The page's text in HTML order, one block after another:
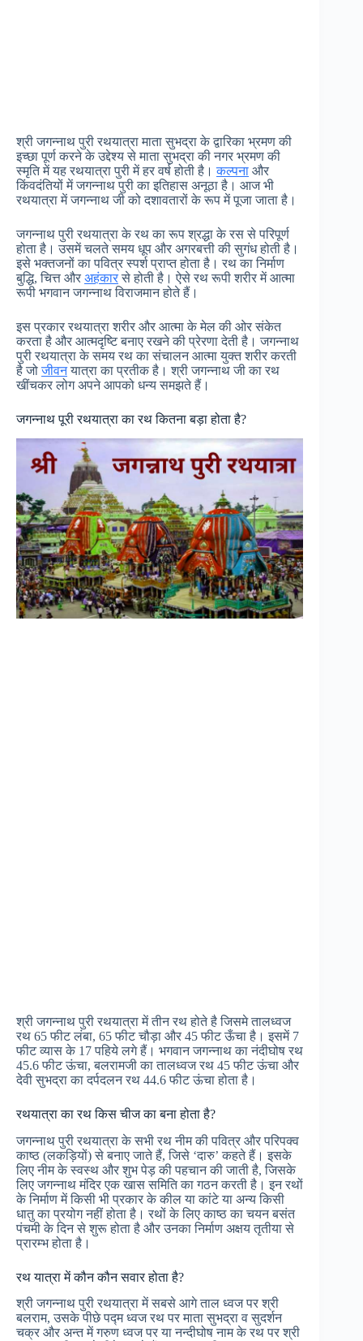
श्री जगन्नाथ पुरी रथयात्रा माता सुभद्रा के द्वारिका भ्रमण की
इच्छा पूर्ण करने के उद्देश्य से माता सुभद्रा की नगर भ्रमण की
स्मृति में यह रथयात्रा पुरी में हर वर्ष होती है।कल्पना और
किंवदंतियों में जगन्नाथ पुरी का इतिहास अनूठा है। आज भी
रथयात्रा में जगन्नाथ जी को दशावतारों के रूप में पूजा जाता है।
जगन्नाथ पुरी रथयात्रा के रथ का रूप श्रद्धा के रस से परिपूर्ण
होता है। उसमें चलते समय धूप और अगरबत्ती की सुगंध होती है।
इसे भक्तजनों का पवित्र स्पर्श प्राप्त होता है। रथ का निर्माण
बुद्धि, चित्त और अहंकार से होती है। ऐसे रथ रूपी शरीर में आत्मा
रूपी भगवान जगन्नाथ विराजमान होते हैं।
इस प्रकार रथयात्रा शरीर और आत्मा के मेल की ओर संकेत
करता है और आत्मदृष्टि बनाए रखने की प्रेरणा देती है। जगन्नाथ
पुरी रथयात्रा के समय रथ का संचालन आत्मा युक्त शरीर करती
है जोजीवनयात्रा का प्रतीक है। श्री जगन्नाथ जी का रथ
खींचकर लोग अपने आपको धन्य समझते हैं।
जगन्नाथ पूरी रथयात्रा का रथ कितना बड़ा होता है?
श्री जगन्नाथ पुरी रथयात्रा में तीन रथ होते है जिसमे तालध्वज
रथ 65 फीट लंबा, 65 फीट चौड़ा और 45 फीट ऊँचा है। इसमें 7
फीट व्यास के 17 पहिये लगे हैं। भगवान जगन्नाथ का नंदीघोष रथ
45.6 फीट ऊंचा, बलरामजी का तालध्वज रथ 45 फीट ऊंचा और
देवी सुभद्रा का दर्पदलन रथ 44.6 फीट ऊंचा होता है।
रथयात्रा का रथ किस चीज का बना होता है?
जगन्नाथ पुरी रथयात्रा के सभी रथ नीम की पवित्र और परिपक्व
काष्ठ (लकड़ियों) से बनाए जाते हैं, जिसे ‘दारु’ कहते हैं। इसके
लिए नीम के स्वस्थ और शुभ पेड़ की पहचान की जाती है, जिसके
लिए जगन्नाथ मंदिर एक खास समिति का गठन करती है। इन रथों
के निर्माण में किसी भी प्रकार के कील या कांटे या अन्य किसी
धातु का प्रयोग नहीं होता है। रथों के लिए काष्ठ का चयन बसंत
पंचमी के दिन से शुरू होता है और उनका निर्माण अक्षय तृतीया से
प्रारम्भ होता है।
रथ यात्रा में कौन कौन सवार होता है?
श्री जगन्नाथ पुरी रथयात्रा में सबसे आगे ताल ध्वज पर श्री
बलराम, उसके पीछे पद्म ध्वज रथ पर माता सुभद्रा व सुदर्शन
चक्र और अन्त में गरुण ध्वज पर या नन्दीघोष नाम के रथ पर श्री